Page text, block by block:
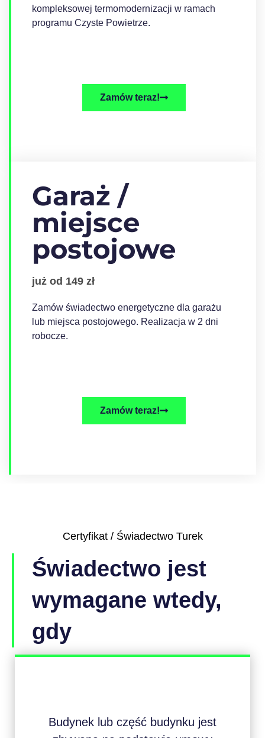
kompleksowej termomodernizacji w ramach
programu Czyste Powietrze.
Zamów teraz!
Garaż /
miejsce
postojowe
już od 149 zł
Zamów świadectwo energetyczne dla garażu
lub miejsca postojowego. Realizacja w 2 dni
robocze.
Zamów teraz!
Certyfikat / Świadectwo Turek
Świadectwo jest
wymagane wtedy,
gdy
Budynek lub część budynku jest